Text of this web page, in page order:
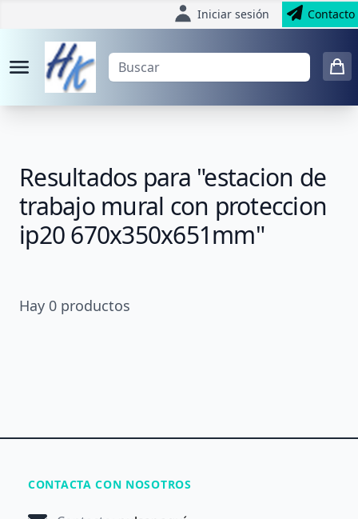
Iniciar sesión Contacto
Resultados para "estacion de
trabajo mural con proteccion
ip20 670x350x651mm"
Hay 0 productos
CONTACTA CON NOSOTROS